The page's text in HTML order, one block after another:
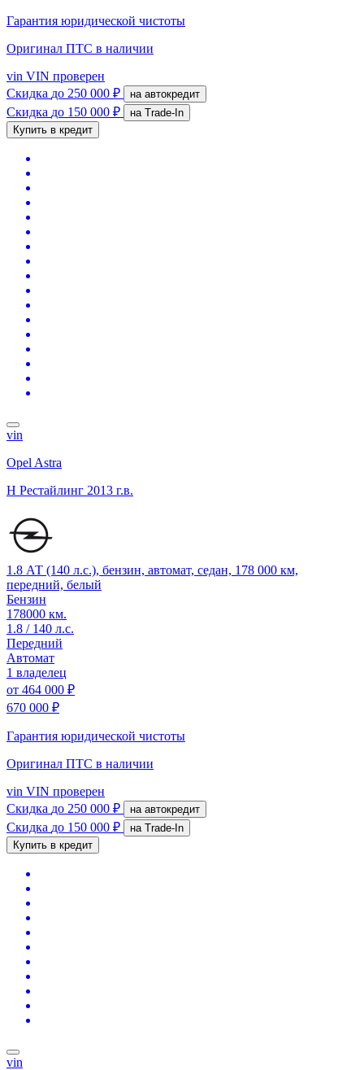
Гарантия юридической чистоты
Оригинал ПТС в наличии
vin VIN проверен
Скидка до 250 000 ₽ на автокредит
Скидка до 150 000 ₽
на Trade-In
Купить в кредит
vin
Opel Astra
H Рестайлинг 2013 г.в.
1.8 АТ (140 л.с.), бензин, автомат, седан, 178 000 км,
передний, белый
Бензин
178000 км.
1.8 / 140 л.с.
Передний
Автомат
1 владелец
от 464 000 ₽
670 000 ₽
Гарантия юридической чистоты
Оригинал ПТС в наличии
vin VIN проверен
Скидка до 250 000 ₽ на автокредит
Скидка до 150 000 ₽
на Trade-In
Купить в кредит
vin